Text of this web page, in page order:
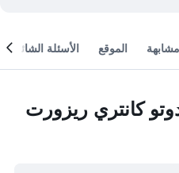
الموقع الأسئلة الشائعة
كانتري ريزورت